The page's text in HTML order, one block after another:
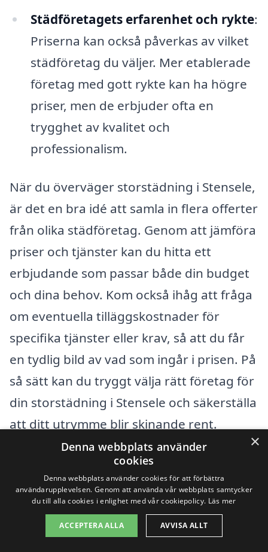
Städföretagets erfarenhet och rykte:
Priserna kan också påverkas av vilket
städföretag du väljer. Mer etablerade
företag med gott rykte kan ha högre
priser, men de erbjuder ofta en
trygghet av kvalitet och
professionalism.
När du överväger storstädning i Stensele,
är det en bra idé att samla in flera offerter
från olika städföretag. Genom att jämföra
priser och tjänster kan du hitta ett
erbjudande som passar både din budget
och dina behov. Kom också ihåg att fråga
om eventuella tilläggskostnader för
specifika tjänster eller krav, så att du får
en tydlig bild av vad som ingår i prisen. På
så sätt kan du tryggt välja rätt företag för
din storstädning i Stensele och säkerställa
att ditt utrymme blir skinande rent.
Få 3 erbjudanden, gratis och utan
förpliktelser
×
Denna webbplats använder
cookies
Denna webbplats använder cookies för att förbättra
användarupplevelsen. Genom att använda vår webbplats samtycker
du till alla cookies i enlighet med vår cookiepolicy. Läs mer
ACCEPTERA ALLA AVVISA ALLT